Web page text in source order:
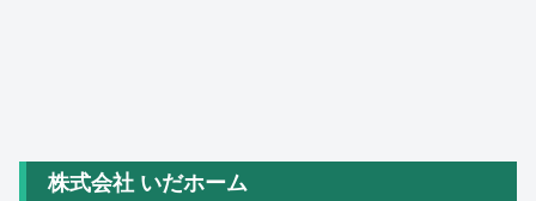
株式会社 いだホーム